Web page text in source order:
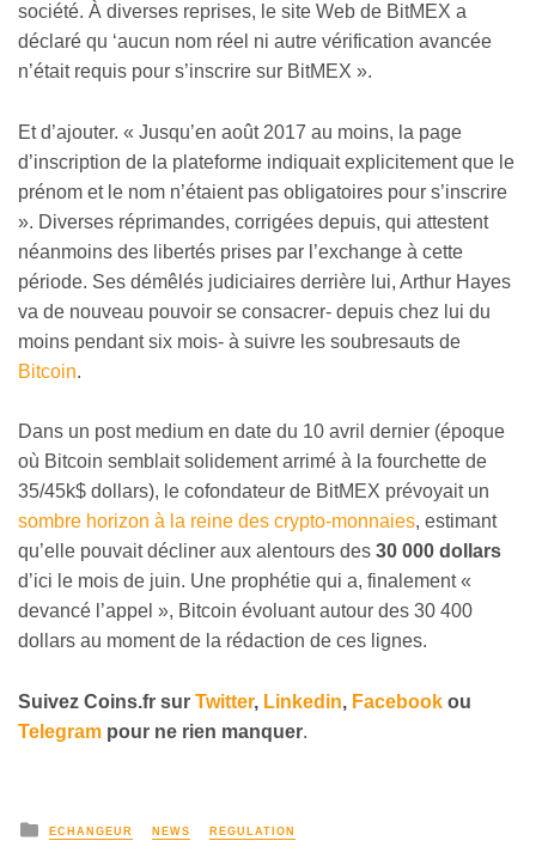
société. À diverses reprises, le site Web de BitMEX a
déclaré qu ‘aucun nom réel ni autre vérification avancée
n’était requis pour s’inscrire sur BitMEX ».
Et d’ajouter. « Jusqu’en août 2017 au moins, la page
d’inscription de la plateforme indiquait explicitement que le
prénom et le nom n’étaient pas obligatoires pour s’inscrire
». Diverses réprimandes, corrigées depuis, qui attestent
néanmoins des libertés prises par l’exchange à cette
période. Ses démêlés judiciaires derrière lui, Arthur Hayes
va de nouveau pouvoir se consacrer- depuis chez lui du
moins pendant six mois- à suivre les soubresauts de
Bitcoin.
Dans un post medium en date du 10 avril dernier (époque
où Bitcoin semblait solidement arrimé à la fourchette de
35/45k$ dollars), le cofondateur de BitMEX prévoyait un
sombre horizon à la reine des crypto-monnaies, estimant
qu’elle pouvait décliner aux alentours des 30 000 dollars
d’ici le mois de juin. Une prophétie qui a, finalement «
devancé l’appel », Bitcoin évoluant autour des 30 400
dollars au moment de la rédaction de ces lignes.
Suivez Coins.fr sur Twitter, Linkedin, Facebook ou
Telegram pour ne rien manquer.
ECHANGEUR NEWS REGULATION